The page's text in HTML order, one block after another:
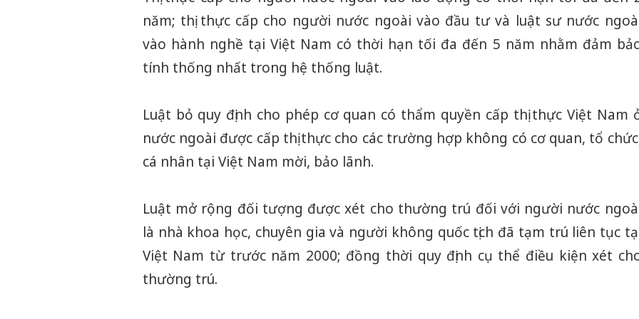
năm; thị thực cấp cho người nước ngoài vào đầu tư và luật sư nước
vào hành nghề tại Việt Nam có thời hạn tối đa đến 5 năm nhằm đảm
tính thống nhất trong hệ thống luật.
Luật bỏ quy định cho phép cơ quan có thẩm quyền cấp thị thực Việt Nam
nước ngoài được cấp thị thực cho các trường hợp không có cơ quan, tổ
cá nhân tại Việt Nam mời, bảo lãnh.
Luật mở rộng đối tượng được xét cho thường trú đối với người nước
là nhà khoa học, chuyên gia và người không quốc tịch đã tạm trú liên tục
Việt Nam từ trước năm 2000; đồng thời quy định cụ thể điều kiện xét
thường trú.